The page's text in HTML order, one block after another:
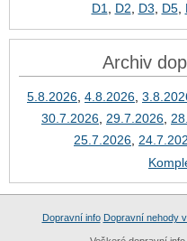
D1 D2 D3 D5,
Archiv
5.8.2026 4.8.2026
30.7.2026 29.7.2026
25.7.2026
Dopravní info Dopravní nehody